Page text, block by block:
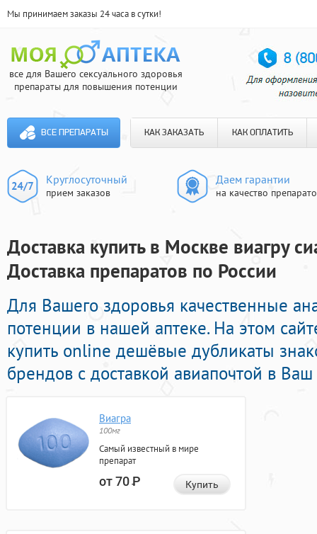
Мы принимаем заказы 24 часа в сутки!
все для Вашего сексуального здоровья
препараты для повышения потенции
ВСЕ ПРЕПАРАТЫ КАК ЗАКАЗАТЬ КАК ОПЛАТИТЬ
Круглосуточный
прием заказов
Даем гарантии
на качество
Доставка купить в Москве виагру
Доставка препаратов по России
Для Вашего здоровья качественные
потенции в нашей аптеке. На этом
купить online дешёвые дубликаты
брендов с доставкой авиапочтой в Ваш
Виагра
100мг
Самый известный в мире
препарат
от 70Р Купить